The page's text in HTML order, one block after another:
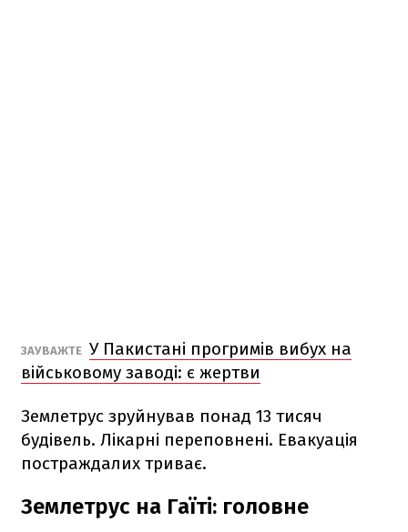
ЗАУВАЖТЕ У Пакистані прогримів вибух на
військовому заводі: є жертви
Землетрус зруйнував понад 13 тисяч
будівель. Лікарні переповнені. Евакуація
постраждалих триває.
Землетрус на Гаїті: головне